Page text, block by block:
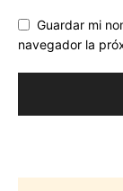
Guardar mi
navegador la